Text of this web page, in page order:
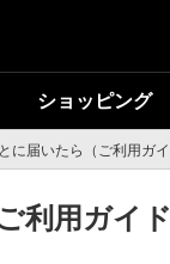
ショッピング
に届いたら（ご利用ガイ
利用ガイド